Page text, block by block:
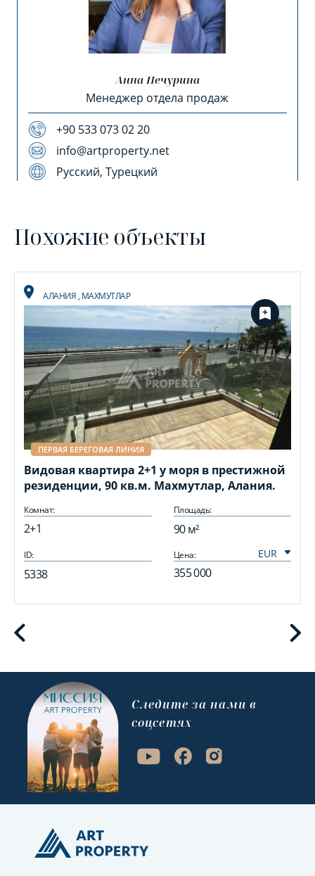
Анна Печурина
Менеджер отдела продаж
+90 533 073 02 20
info@artproperty.net
Русский, Турецкий
Похожие объекты
АЛАНИЯ, МАХМУТЛАР
ПЕРВАЯ БЕРЕГОВАЯ ЛИНИЯ
Видовая квартира 2+1 у моря в престижной
резиденции, 90 кв.м. Махмутлар, Алания.
Комнат:
2+1
Площадь:
90 м²
ID:
5338
Цена:
355 000
Cледите за нами в
соцсетях